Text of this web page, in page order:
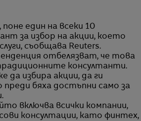
за избор на акции, което
съобщава Reuters.
отбелязват, че това
консултанти.
да избира акции, да ги
преди бяха достъпни само за
включва всички компании,
консултации, като финтех,